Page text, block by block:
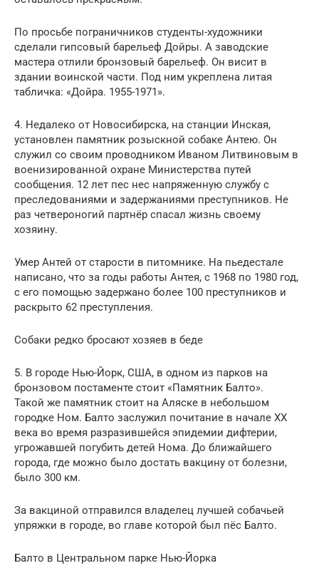
По просьбе пограничников студенты-художники
сделали гипсовый барельеф Дойры. А заводские
мастера отлили бронзовый барельеф. Он висит в
здании воинской части. Под ним укреплена литая
табличка: «Дойра. 1955-1971».
4. Недалеко от Новосибирска, на станции Инская,
установлен памятник розыскной собаке Антею. Он
служил со своим проводником Иваном Литвиновым в
военизированной охране Министерства путей
сообщения. 12 лет пес нес напряженную службу с
преследованиями и задержаниями преступников. Не
раз четвероногий партнёр спасал жизнь своему
хозяину.
Умер Антей от старости в питомнике. На пьедестале
написано, что за годы работы Антея, с 1968 по 1980 год,
с его помощью задержано более 100 преступников и
раскрыто 62 преступления.
Собаки редко бросают хозяев в беде
5. В городе Нью-Йорк, США, в одном из парков на
бронзовом постаменте стоит «Памятник Балто».
Такой же памятник стоит на Аляске в небольшом
городке Ном. Балто заслужил почитание в начале XX
века во время разразившейся эпидемии дифтерии,
угрожавшей погубить детей Нома. До ближайшего
города, где можно было достать вакцину от болезни,
было 300 км.
За вакциной отправился владелец лучшей собачьей
упряжки в городе, во главе которой был пёс Балто.
Балто в Центральном парке Нью-Йорка